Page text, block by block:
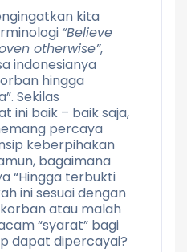
kita
“Believe
otherwise”,
indonesianya
hingga
Sekilas
ini baik – baik saja,
percaya
keberpihakan
bagaimana
“Hingga terbukti
ini sesuai dengan
atau malah
“syarat” bagi
dapat dipercayai?